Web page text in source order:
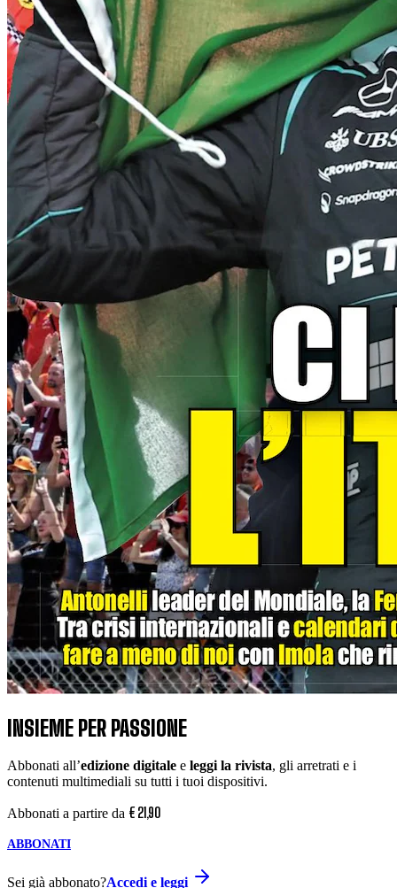
INSIEME PER PASSIONE
Abbonati all’edizione digitale e leggi la rivista, gli arretrati e i
contenuti multimediali su tutti i tuoi dispositivi.
Abbonati a partire da € 21,90
ABBONATI
Sei già abbonato?Accedi e leggi